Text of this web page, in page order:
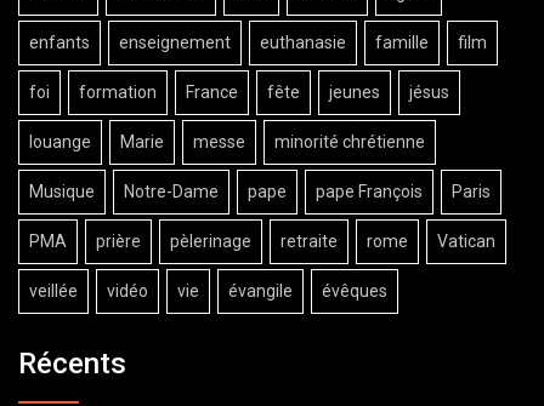
enfants enseignement euthanasie famille film
foi formation France fête jeunes jésus
louange Marie messe minorité chrétienne
Musique Notre-Dame pape pape François Paris
PMA prière pèlerinage retraite rome Vatican
veillée vidéo vie évangile évêques
Récents